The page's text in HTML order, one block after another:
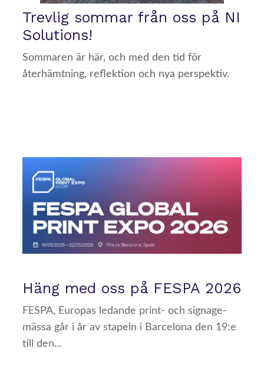
Trevlig sommar från oss på NI
Solutions!
Sommaren är här, och med den tid för
återhämtning, reflektion och nya perspektiv.
Häng med oss på FESPA 2026
FESPA, Europas ledande print- och signage-
mässa går i år av stapeln i Barcelona den 19:e
till den...